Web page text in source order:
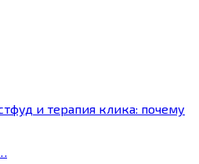
и терапия клика: почему